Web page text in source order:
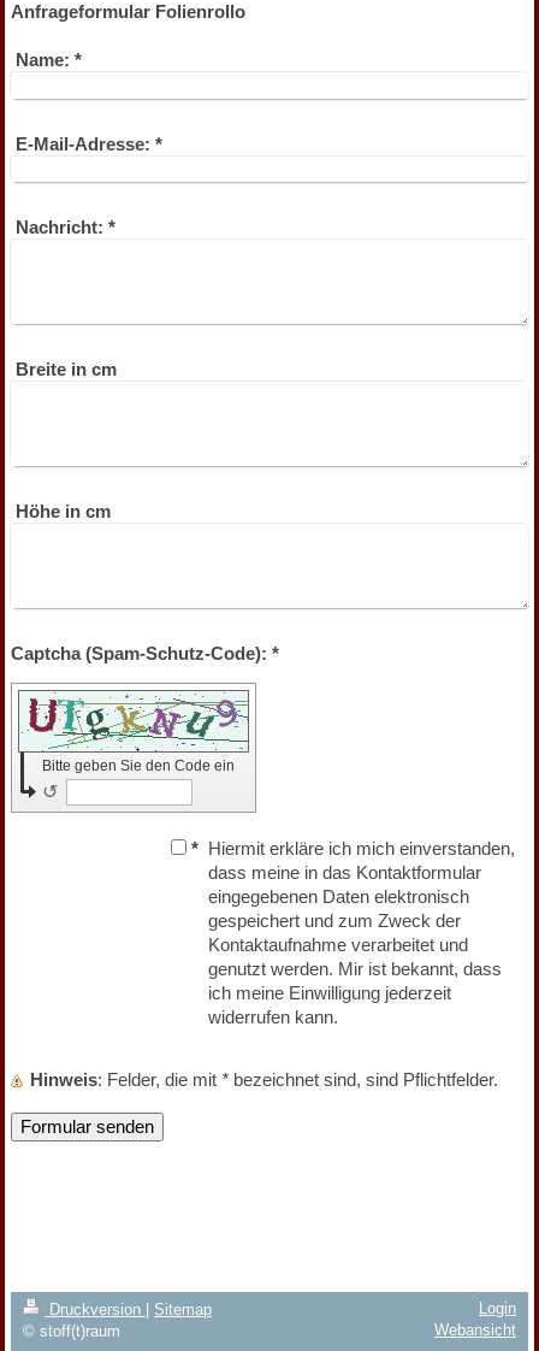
Anfrageformular Folienrollo
Name: *
E-Mail-Adresse: *
Nachricht: *
Breite in cm
Höhe in cm
Captcha (Spam-Schutz-Code): *
Bitte geben Sie den Code ein
↺
* Hiermit erkläre ich mich einverstanden,
dass meine in das Kontaktformular
eingegebenen Daten elektronisch
gespeichert und zum Zweck der
Kontaktaufnahme verarbeitet und
genutzt werden. Mir ist bekannt, dass
ich meine Einwilligung jederzeit
widerrufen kann.
Hinweis : Felder, die mit *bezeichnet sind, sind Pflichtfelder.
Druckversion
Sitemap
© stoff(t)raum
Login
Webansicht